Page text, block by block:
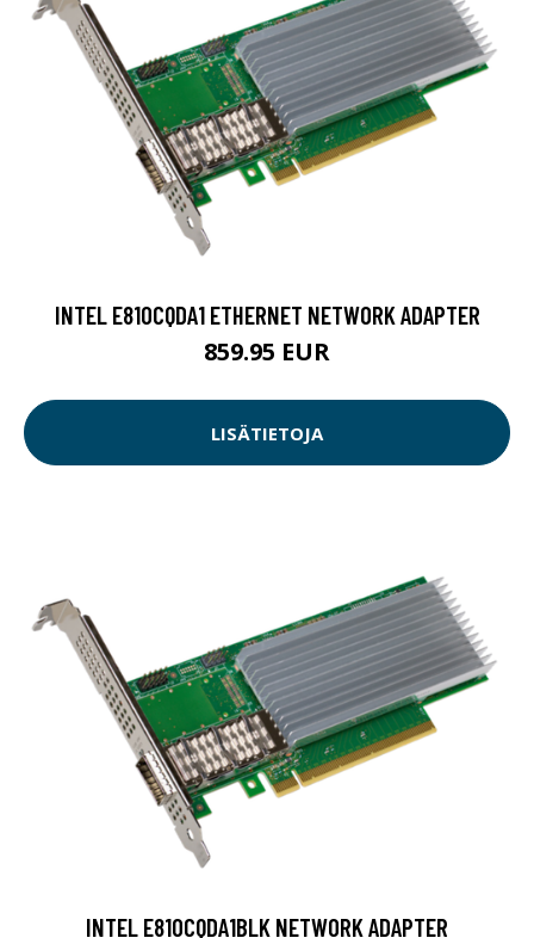
INTEL E810CQDA1 ETHERNET NETWORK ADAPTER
859.95 EUR
LISÄTIETOJA
INTEL E810CQDA1BLK NETWORK ADAPTER